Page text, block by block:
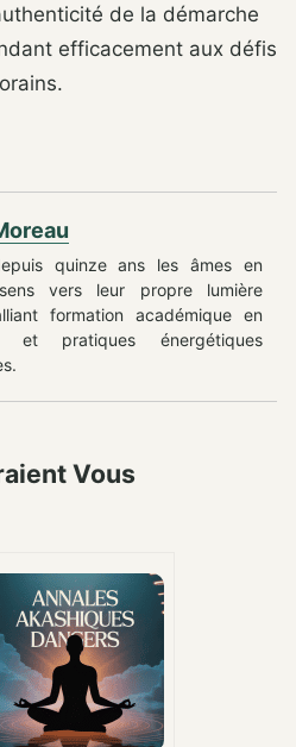
de la démarche
efficacement aux défis
quinze ans les âmes en
vers leur propre lumière
formation académique en
et pratiques énergétiques
Vous